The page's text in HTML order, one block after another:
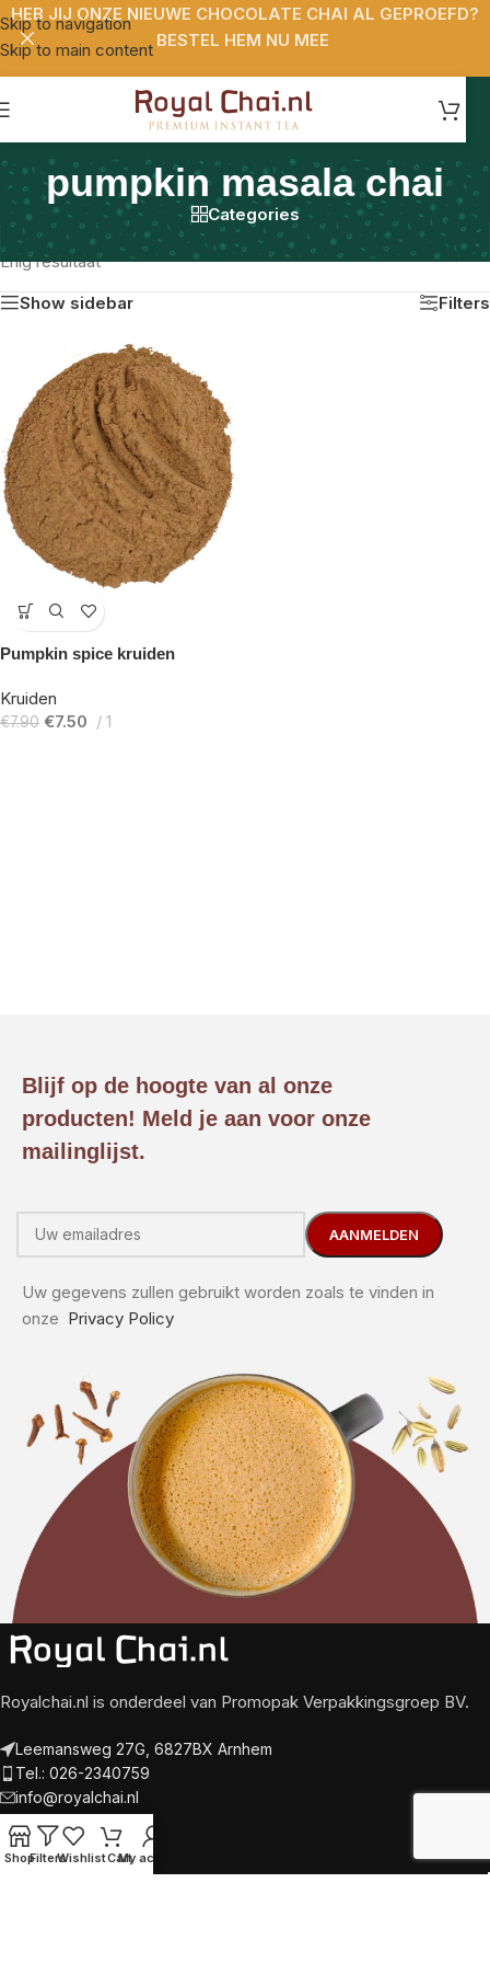
Skip to navigation
Skip to main content
HEB JIJ ONZE NIEUWE CHOCOLATE CHAI AL GEPROEFD?
BESTEL HEM NU MEE
pumpkin masala chai
Categories
Home
Producten getagged “pumpkin masala chai”
Enig resultaat
Show sidebar
Filters
-5%
Pumpkin spice kruiden
Kruiden
€7.90 €7.50 1
Blijf op de hoogte van al onze
producten! Meld je aan voor onze
mailinglijst.
Uw gegevens zullen gebruikt worden zoals te vinden in
onze Privacy Policy
Royalchai.nl is onderdeel van Promopak Verpakkingsgroep BV.
Leemansweg 27G, 6827BX Arnhem
Tel.: 026-2340759
info@royalchai.nl
Levering
ShopFiltersWishlistCartMy account